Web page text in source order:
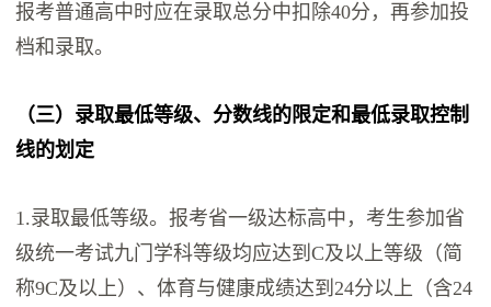
报考普通高中时应在录取总分中扣除40分，再参加投
档和录取。
（三）录取最低等级、分数线的限定和最低录取控制
线的划定
1.录取最低等级。报考省一级达标高中，考生参加省
级统一考试九门学科等级均应达到C及以上等级（简
称9C及以上）、体育与健康成绩达到24分以上（含24